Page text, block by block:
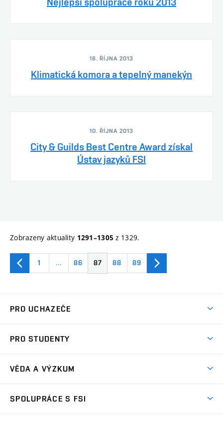
16. ŘÍJNA 2013
Klimatická komora a tepelný manekýn
10. ŘÍJNA 2013
City & Guilds Best Centre Award získal
Ústav jazyků FSI
Zobrazeny aktuality 1291–1305 z 1329.
1 … 86 87 88 89
PRO UCHAZEČE
Ambasadoři studia
Zápisy
PRO STUDENTY
Studijní předpisy
VĚDA A VÝZKUM
SPOLUPRÁCE S FSI